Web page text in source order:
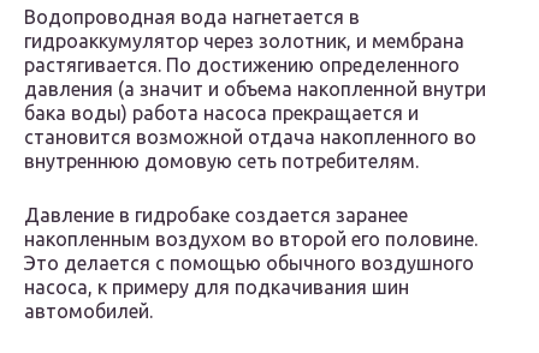
Водопроводная вода нагнетается в
гидроаккумулятор через золотник, и мембрана
растягивается. По достижению определенного
давления (а значит и объема накопленной внутри
бака воды) работа насоса прекращается и
становится возможной отдача накопленного во
внутреннюю домовую сеть потребителям.
Давление в гидробаке создается заранее
накопленным воздухом во второй его половине.
Это делается с помощью обычного воздушного
насоса, к примеру для подкачивания шин
автомобилей.